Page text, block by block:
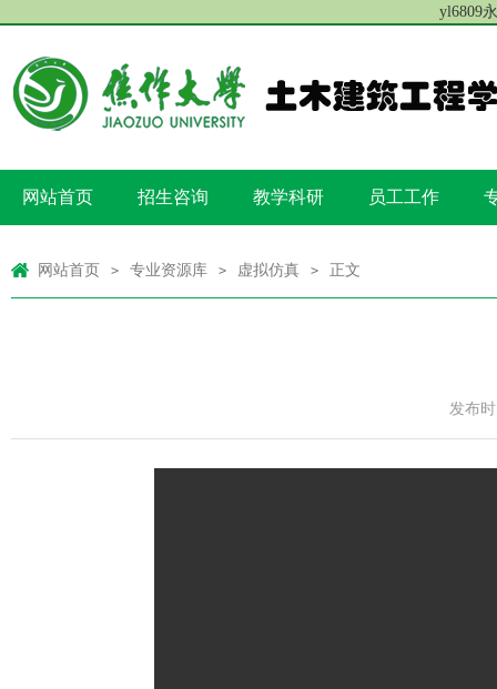
yl6809
网站首页 招生咨询 教学科研 员工工作
网站首页 > 专业资源库 > 虚拟仿真 > 正文
发布